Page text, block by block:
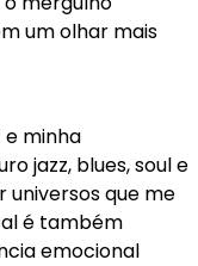
um olhar mais
e minha
jazz, blues, soul e
que me
é também
emocional